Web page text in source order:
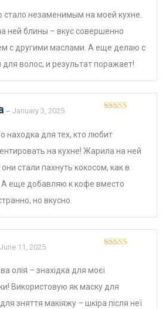
стало незаменимым на моей кухне.
ней блины – вкус совершенно
с другими маслами. А еще делаю с
для волос, и результат поражает!
– January 3, 2025
находка для тех, кто любит
на кухне! Жарила на ней
стали пахнуть кокосом, как в
А еще добавляю к кофе вместо
но вкусно.
June 11, 2025
олія – знахідка для моєї
Використовую як маску для
зняття макіяжу – шкіра після неї